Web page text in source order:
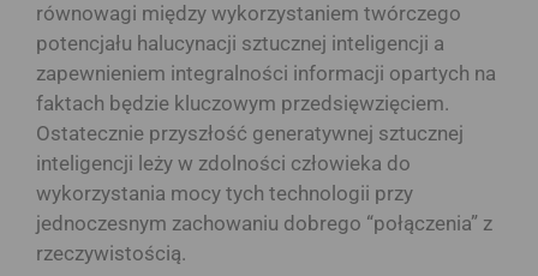
równowagi między wykorzystaniem twórczego
potencjału halucynacji sztucznej inteligencji a
zapewnieniem integralności informacji opartych na
faktach będzie kluczowym przedsięwzięciem.
Ostatecznie przyszłość generatywnej sztucznej
inteligencji leży w zdolności człowieka do
wykorzystania mocy tych technologii przy
jednoczesnym zachowaniu dobrego “połączenia” z
rzeczywistością.